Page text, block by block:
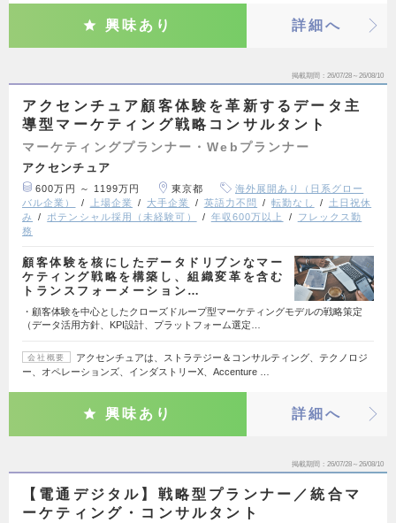
興味あり 詳細へ
掲載期間 26/07/28～26/08/10
アクセンチュア顧客体験を革新するデータ主
導型マーケティング戦略コンサルタント
マーケティングプランナー・Webプランナー
アクセンチュア
600万円 ～ 1199万円 東京都
海外展開あり（日系グロー
バル企業）
上場企業 大手企業 英語力不問 転勤なし
土日祝休
み
ポテンシャル採用（未経験可） 年収600万以上
フレックス勤
務
顧客体験を核にしたデータドリブンなマー
ケティング戦略を構築し、組織変革を含む
トランスフォーメーション…
・顧客体験を中心としたクローズドループ型マーケティングモデルの戦略策定
（データ活用方針、KPI設計、プラットフォーム選定…
会社概要
アクセンチュアは、ストラテジー＆コンサルティング、テクノロジ
ー、オペレーションズ、インダストリーX、Accenture …
興味あり 詳細へ
掲載期間 26/07/28～26/08/10
【電通デジタル】戦略型プランナー／統合マ
ーケティング・コンサルタント